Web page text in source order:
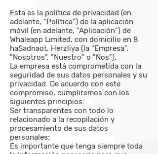
Esta es la política de privacidad (en
adelante, "Política") de la aplicación
móvil (en adelante, "Aplicación") de
Whaleapp Limited, con domicilio en 8
haSadnaot, Herzliya (la "Empresa",
"Nosotros", "Nuestro" o "Nos").
La empresa está comprometida con la
seguridad de sus datos personales y su
privacidad. De acuerdo con este
compromiso, cumpliremos con los
siguientes principios:
Ser transparentes con todo lo
relacionado a la recopilación y
procesamiento de sus datos
personales:
Es importante que tenga siempre toda